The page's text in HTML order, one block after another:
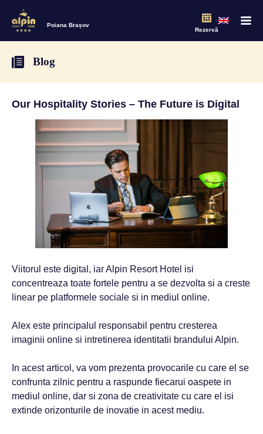
Poiana Brașov
Rezervă
Blog
Our Hospitality Stories – The Future is Digital
Viitorul este digital, iar Alpin Resort Hotel isi
concentreaza toate fortele pentru a se dezvolta si a creste
linear pe platformele sociale si in mediul online.
Alex este principalul responsabil pentru cresterea
imaginii online si intretinerea identitatii brandului Alpin.
In acest articol, va vom prezenta provocarile cu care el se
confrunta zilnic pentru a raspunde fiecarui oaspete in
mediul online, dar si zona de creativitate cu care el isi
extinde orizonturile de inovatie in acest mediu.